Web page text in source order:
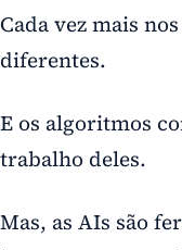
Cada vez mais
diferentes.
E os algoritmos
trabalho deles.
Mas, as AIs são